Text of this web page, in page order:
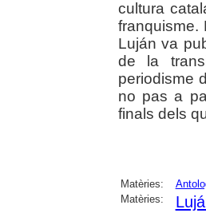
cultura
franquisme.
Luján va
de la
periodisme
no pas a
finals dels
Matèries:
Matèries: